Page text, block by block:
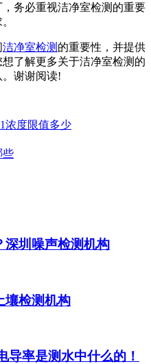
务必重视洁净室检测的重要
洁净室检测 的重要性，并提供
了解更多关于洁净室检测的
谢谢阅读!
浓度限值多少
些
深圳噪声检测机构
壤检测机构
导率是测水中什么的！